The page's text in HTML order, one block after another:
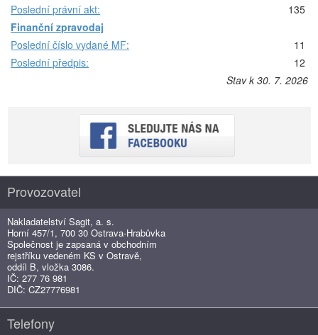
Poslední právní akt:
135
Finanční zpravodaj
Poslední číslo vydané MF:
11
Poslední předpis:
12
Stav k 30. 7. 2026
Provozovatel
Nakladatelství Sagit, a. s.
Horní 457/1, 700 30 Ostrava-Hrabůvka
Společnost je zapsaná v obchodním
rejstříku vedeném KS v Ostravě,
oddíl B, vložka 3086.
IČ: 277 76 981
DIČ: CZ27776981
Telefony